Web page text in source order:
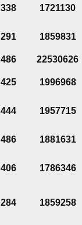
338 1721130
291 1859831
486
22530626
425 1996968
444 1957715
486 1881631
406 1786346
284 1859258